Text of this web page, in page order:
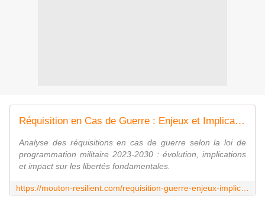
Réquisition en Cas de Guerre : Enjeux et Implications dans le Contexte de la Loi de Programmation Militaire 2023-2030 - Mouton-Résilient | Survivalisme - Autonomie - Low-Tech
Analyse des réquisitions en cas de guerre selon la loi de
programmation militaire 2023-2030 : évolution, implications
et impact sur les libertés fondamentales.